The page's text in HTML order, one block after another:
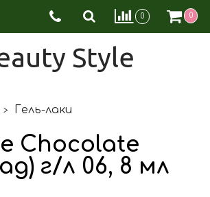
0 0
Style
Гель-лаки
Chocolate
г/л 06, 8 мл